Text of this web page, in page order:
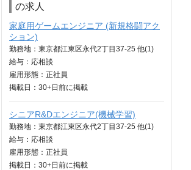
の求人
家庭用ゲームエンジニア (新規格闘アク
ション)
勤務地：東京都江東区永代2丁目37-25 他(1)
給与： 応相談
雇用形態：正社員
掲載日： 30+日 前に掲載
シニアR&Dエンジニア(機械学習)
勤務地：東京都江東区永代2丁目37-25 他(1)
給与： 応相談
雇用形態：正社員
掲載日： 30+日 前に掲載